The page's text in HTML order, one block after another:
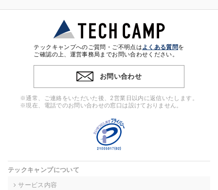
・個人(法人の場合は担当者)を識別できない形式に加工した統
計情報の作成および利用
※上記の利用目的に基づいた本人への連絡及び配信について
4. 個人情報の第三者提供
ンをとるために、氏名等の一部の情報をサービス内で使用する
チャットツールで発信することにより、本サービスの他の利用
者等に提供することがあります。
当社は事業運営上、前項利用目的の範囲に限って個人情報を外
高い委託先を選定し、個人情報の適正管理・機密保持について
テックキャンプへのご質問・ご不明点はよくある質問を
ご確認の上、運営事務局までお問い合わせください。
お問い合わせ
※通常、ご連絡をいただいた後、2営業日以内に返信いたします。
※現在、電話でのお問い合わせの窓口は設けておりません。
テックキャンプについて
サービス内容